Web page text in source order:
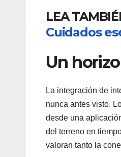
LEA
Cuidados
Un
La integración de
nunca antes visto.
desde una
del terreno en
valoran tanto la